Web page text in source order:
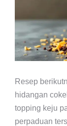
Resep
hidangan
topping keju
perpaduan